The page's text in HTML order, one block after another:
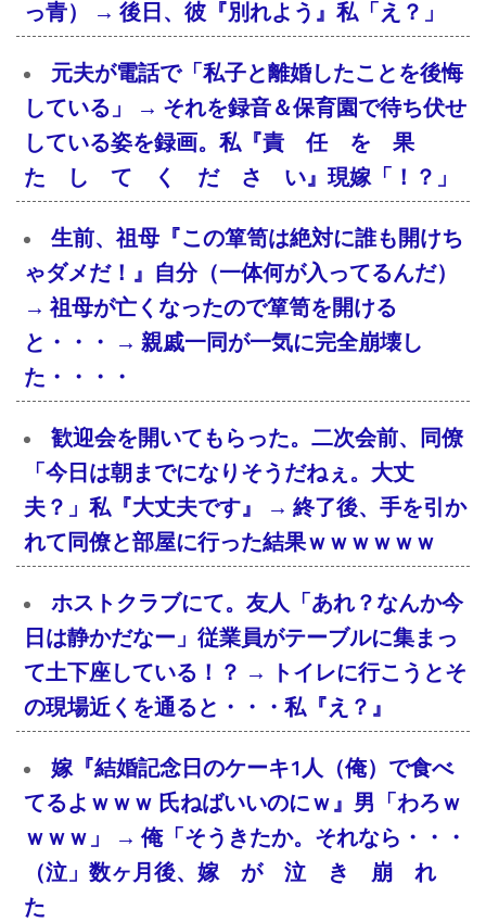
っ青） → 後日、彼『別れよう』私「え？」
元夫が電話で「私子と離婚したことを後悔
している」 → それを録音＆保育園で待ち伏せ
している姿を録画。私『責 任 を 果
た し て く だ さ い』現嫁「！？」
生前、祖母『この箪笥は絶対に誰も開けち
ゃダメだ！』自分（一体何が入ってるんだ）
→ 祖母が亡くなったので箪笥を開ける
と・・・ → 親戚一同が一気に完全崩壊し
た・・・・
歓迎会を開いてもらった。二次会前、同僚
「今日は朝までになりそうだねぇ。大丈
夫？」私『大丈夫です』 → 終了後、手を引か
れて同僚と部屋に行った結果ｗｗｗｗｗｗ
ホストクラブにて。友人「あれ？なんか今
日は静かだなー」従業員がテーブルに集まっ
て土下座している！？ → トイレに行こうとそ
の現場近くを通ると・・・私『え？』
嫁『結婚記念日のケーキ1人（俺）で食べ
てるよｗｗｗ 氏ねばいいのにｗ』男「わろｗ
ｗｗｗ」 → 俺「そうきたか。それなら・・・
（泣」数ヶ月後、嫁 が 泣 き 崩 れ
た